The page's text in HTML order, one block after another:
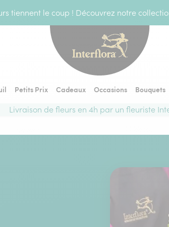
tiennent le coup ! Découvrez notre
Petits Prix Cadeaux Occasions Bouquets
Livraison de fleurs en 4h par un fleuriste